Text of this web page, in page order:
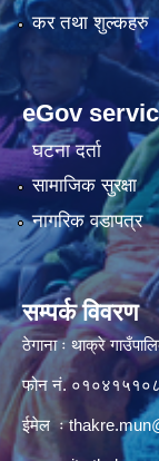
कर तथा शुल्कहरु
eGov
घटना दर्ता
सामाजिक सुरक्षा
नागरिक वडापत्र
सम्पर्क विवरण
ठेगाना ः थाक्रे
फोन नं. ०१०४१५१०८
ईमेल ः